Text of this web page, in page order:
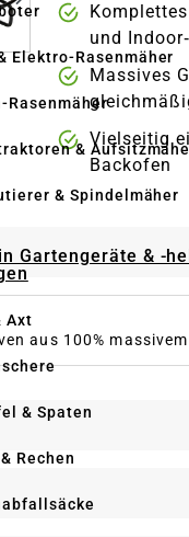
Elektro-Rasenmäher
Rasenmäher
&
& Spindelmäher
Gartengeräte & -
Axt
& Spaten
Rechen
und
Massives
Vielseitig
Backofen
aus 100%